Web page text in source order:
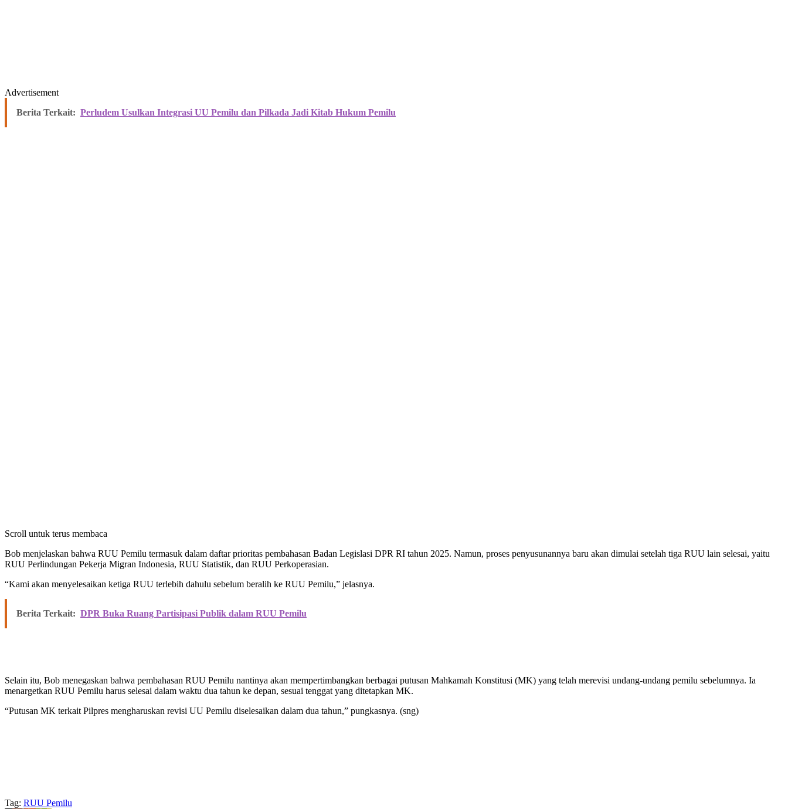
Advertisement
Berita Terkait: Perludem Usulkan Integrasi UU Pemilu dan Pilkada Jadi Kitab Hukum Pemilu
Scroll untuk terus membaca
Bob menjelaskan bahwa RUU Pemilu termasuk dalam daftar prioritas pembahasan Badan Legislasi DPR RI tahun 2025. Namun, proses penyusunannya baru akan dimulai setelah tiga RUU lain selesai, yaitu
RUU Perlindungan Pekerja Migran Indonesia, RUU Statistik, dan RUU Perkoperasian.
“Kami akan menyelesaikan ketiga RUU terlebih dahulu sebelum beralih ke RUU Pemilu,” jelasnya.
Berita Terkait: DPR Buka Ruang Partisipasi Publik dalam RUU Pemilu
Selain itu, Bob menegaskan bahwa pembahasan RUU Pemilu nantinya akan mempertimbangkan berbagai putusan Mahkamah Konstitusi (MK) yang telah merevisi undang-undang pemilu sebelumnya. Ia
menargetkan RUU Pemilu harus selesai dalam waktu dua tahun ke depan, sesuai tenggat yang ditetapkan MK.
“Putusan MK terkait Pilpres mengharuskan revisi UU Pemilu diselesaikan dalam dua tahun,” pungkasnya. (sng)
Tag: RUU Pemilu